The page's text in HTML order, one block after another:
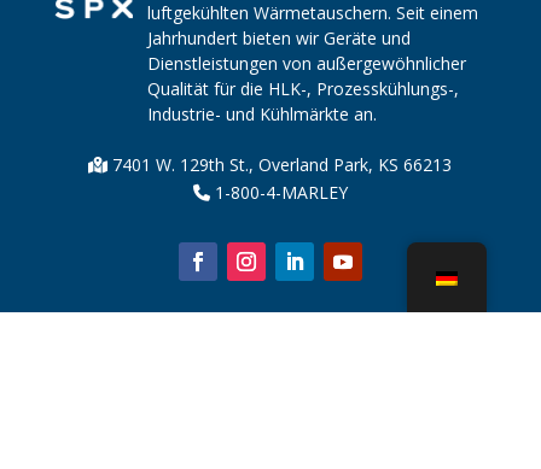
luftgekühlten Wärmetauschern. Seit einem
Jahrhundert bieten wir Geräte und
Dienstleistungen von außergewöhnlicher
Qualität für die HLK-, Prozesskühlungs-,
Industrie- und Kühlmärkte an.
7401 W. 129th St., Overland Park, KS 66213
1-800-4-MARLEY